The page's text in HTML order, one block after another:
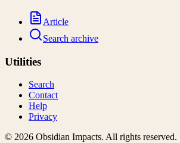
Article
Search archive
Utilities
Search
Contact
Help
Privacy
© 2026 Obsidian Impacts. All rights reserved.